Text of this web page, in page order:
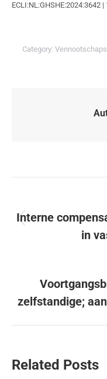
ECLI:NL:GHSHE:2024:3642
Category:
Interne
in
zelfstandige;
Related Posts